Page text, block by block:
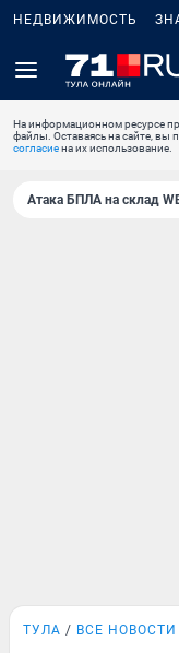
НЕДВИЖИМОСТЬ
На информационном ресурсе
файлы. Оставаясь на сайте, вы
согласиена их использование.
Атака БПЛА на склад
ТУЛА ВСЕ НОВОСТИ